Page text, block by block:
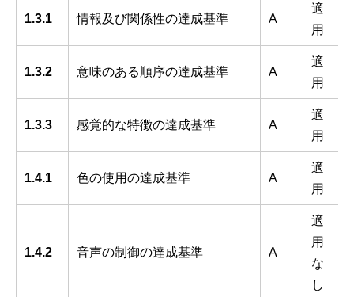
1.3.1 情報及び関係性の達成基準 A
適
用
1.3.2 意味のある順序の達成基準 A
適
用
1.3.3 感覚的な特徴の達成基準 A
適
用
1.4.1 色の使用の達成基準 A
適
用
1.4.2 音声の制御の達成基準 A
適
用
な
し